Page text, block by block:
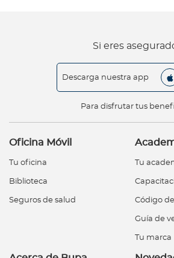
Si eres
Descarga nuestra app
Para disfrutar tus
Oficina Móvil
Tu oficina
Biblioteca
Seguros de salud
Tu
Código
Guía de
Tu marca